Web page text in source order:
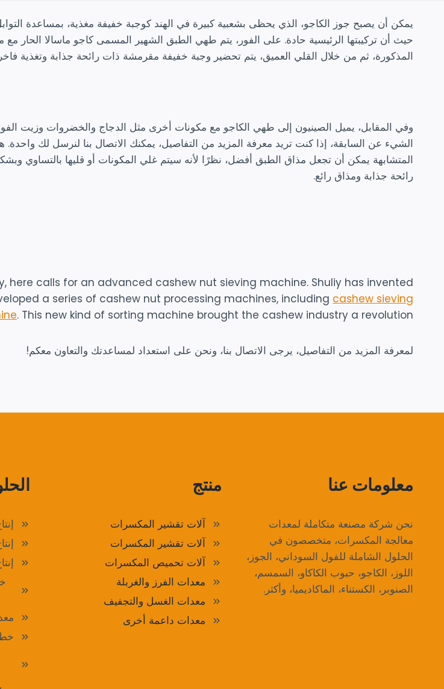
يمكن أن يصبح جوز الكاجو، الذي يحظى بشعبية كبيرة في الهند كوجبة خفيفة مغذية، بمساعدة
حيث أن تركيبتها الرئيسية حادة. على الفور، يتم طهي الطبق الشهير المسمى كاجو ماسالا الحار
المذكورة، ثم من خلال القلي العميق، يتم تحضير وجبة خفيفة مقرمشة ذات رائحة جذابة وتغذية
وفي المقابل، يميل الصينيون إلى طهي الكاجو مع مكونات أخرى مثل الدجاج والخضروات وزيت
الشيء عن السابقة، إذا كنت تريد معرفة المزيد من التفاصيل، يمكنك الاتصال بنا لنرسل لك
المتشابهة يمكن أن تجعل مذاق الطبق أفضل، نظرًا لأنه سيتم غلي المكونات أو قليها بالتساوي
رائحة جذابة ومذاق رائع.
here calls for an advanced cashew nut sieving machine. Shuliy has invented
a series of cashew nut processing machines, including cashew sieving
. This new kind of sorting machine brought the cashew industry a revolution.
لمعرفة المزيد من التفاصيل، يرجى الاتصال بنا، ونحن على استعداد لمساعدتك والتعاون معكم!
معلومات عنا
نحن شركة مصنعة متكاملة لمعدات
معالجة المكسرات، متخصصون في
الحلول الشاملة للفول السوداني، الجوز،
اللوز، الكاجو، حبوب الكاكاو، السمسم،
الصنوبر، الكستناء، الماكاديميا، وأكثر.
منتج
آلات تقشير المكسرات
آلات تقشير المكسرات
آلات تحميص المكسرات
معدات الفرز والغربلة
معدات الغسل والتجفيف
معدات داعمة أخرى
خط